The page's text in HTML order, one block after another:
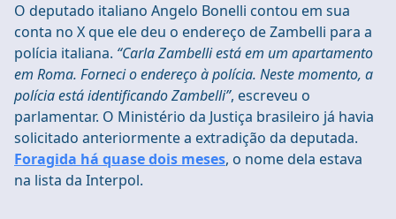
O deputado italiano Angelo Bonelli contou em sua
conta no X que ele deu o endereço de Zambelli para a
polícia italiana. “Carla Zambelli está em um apartamento
em Roma. Forneci o endereço à polícia. Neste momento, a
polícia está identificando Zambelli”, escreveu o
parlamentar. O Ministério da Justiça brasileiro já havia
solicitado anteriormente a extradição da deputada.
Foragida há quase dois meses, o nome dela estava
na lista da Interpol.